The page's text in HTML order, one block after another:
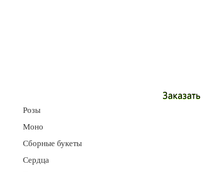
Заказать
Розы
Моно
Сборные букеты
Сердца